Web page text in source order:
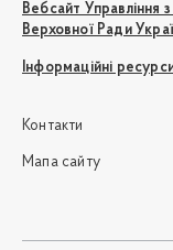
Вебсайт Управління
Верховної Ради
Інформаційні
Контакти
Мапа сайту